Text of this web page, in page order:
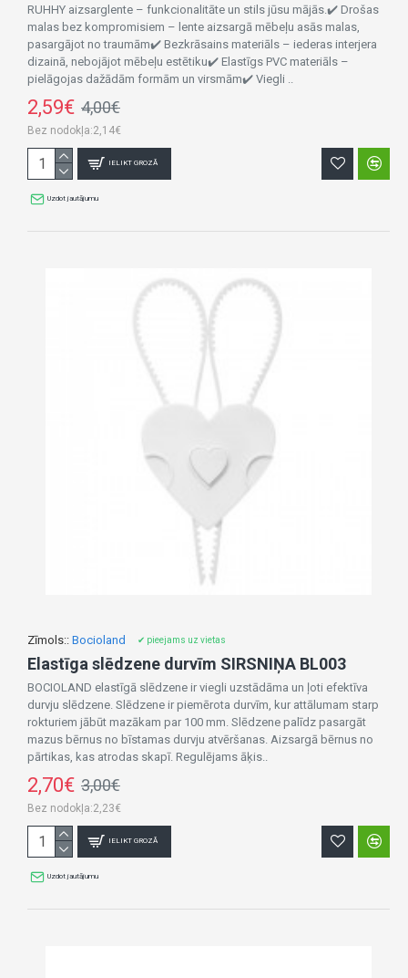
RUHHY aizsarglente – funkcionalitāte un stils jūsu mājās.✔️ Drošas
malas bez kompromisiem – lente aizsargā mēbeļu asās malas,
pasargājot no traumām✔️ Bezkrāsains materiāls – iederas interjera
dizainā, nebojājot mēbeļu estētiku✔️ Elastīgs PVC materiāls –
pielāgojas dažādām formām un virsmām✔️ Viegli ..
2,59€ 4,00€
Bez nodokļa:2,14€
IELIKT GROZĀ
Uzdot jautājumu
Zīmols:: Bocioland ✔ pieejams uz vietas
Elastīga slēdzene durvīm SIRSNIŅA BL003
BOCIOLAND elastīgā slēdzene ir viegli uzstādāma un ļoti efektīva
durvju slēdzene. Slēdzene ir piemērota durvīm, kur attālumam starp
rokturiem jābūt mazākam par 100 mm. Slēdzene palīdz pasargāt
mazus bērnus no bīstamas durvju atvēršanas. Aizsargā bērnus no
pārtikas, kas atrodas skapī. Regulējams āķis..
2,70€ 3,00€
Bez nodokļa:2,23€
IELIKT GROZĀ
Uzdot jautājumu